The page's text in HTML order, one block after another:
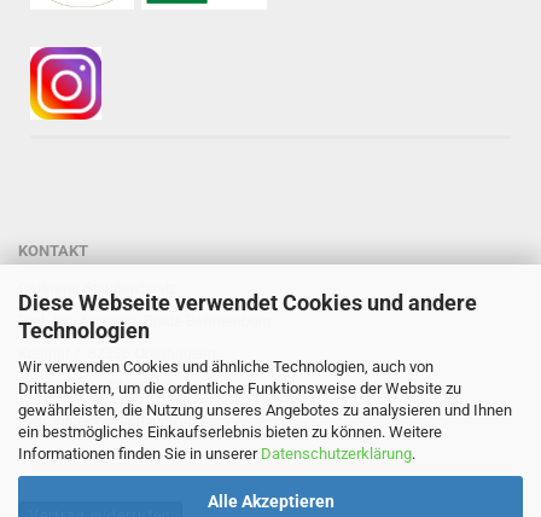
Diese Webseite verwendet Cookies und andere
Technologien
Wir verwenden Cookies und ähnliche Technologien, auch von
Drittanbietern, um die ordentliche Funktionsweise der Website zu
gewährleisten, die Nutzung unseres Angebotes zu analysieren und Ihnen
ein bestmögliches Einkaufserlebnis bieten zu können. Weitere
Informationen finden Sie in unserer Datenschutzerklärung.
Alle Akzeptieren
KONTAKT
Dipl.-Ing. Susanne Spatz-Behmenburg
Tel: 0 88 03 - 47 80 900
Mail: info@staudenspatz.de